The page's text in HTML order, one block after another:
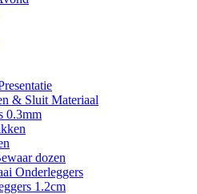
& Sluit Materiaal
0.3mm
dozen
Onderleggers
1.2cm